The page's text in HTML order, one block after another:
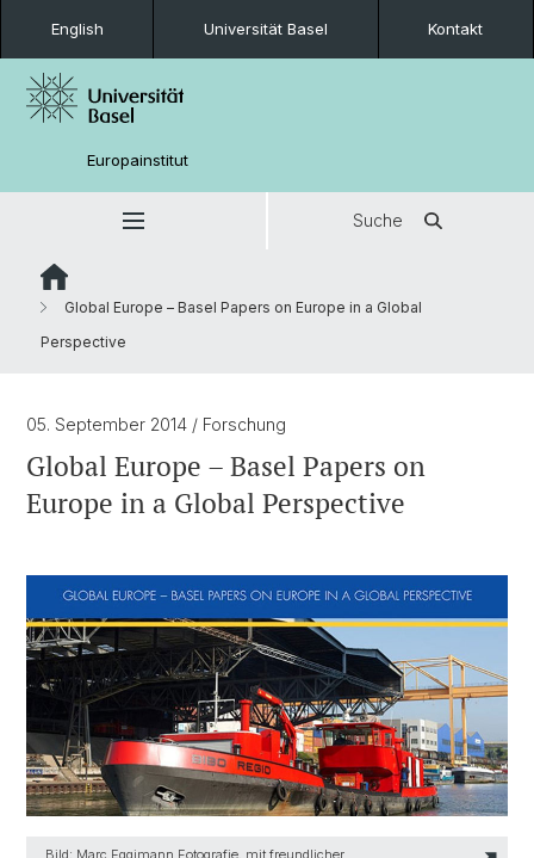
English Universität Basel Kontakt
Europainstitut
Suche
Global Europe – Basel Papers on Europe in a Global
Perspective
05. September 2014 / Forschung
Global Europe – Basel Papers on
Europe in a Global Perspective